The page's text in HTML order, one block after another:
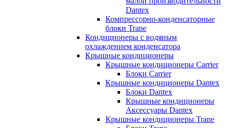
Dantex
Компрессорно-конденсаторные
блоки Trane
Кондиционеры с водяным
охлаждением конденсатора
Крышные кондиционеры
Крышные кондиционеры Carrier
Блоки Carrier
Крышные кондиционеры Dantex
Блоки Dantex
Крышные кондиционеры
Аксессуары Dantex
Крышные кондиционеры Trane